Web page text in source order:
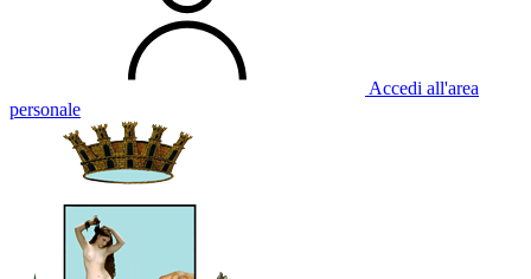
Accedi all'area
personale